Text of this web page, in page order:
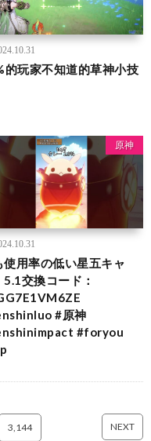
的玩家不知道的草神小技
原神
使用率の低い星五キャ
交換コード：
#原神
#foryou
3,144 NEXT